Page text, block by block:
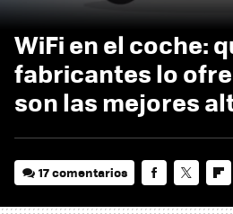
WiFi en el coche:
fabricantes lo
son las mejores
17 comentarios